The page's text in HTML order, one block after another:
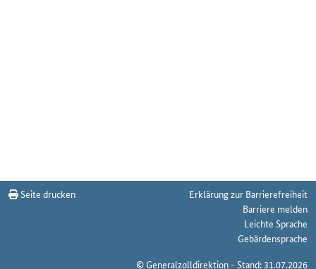
Seite drucken
Erklärung zur Barrierefreiheit
Barriere melden
Leichte Sprache
Gebärdensprache
© Generalzolldirektion - Stand: 31.07.2026